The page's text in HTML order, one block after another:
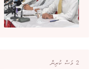
2 މަސް ކުރިން